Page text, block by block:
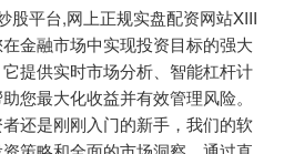
股平台,网上正规实盘配资网站XIII‌
金融市场中实现投资目标的强大
提供实时市场分析、智能杠杆计
您最大化收益并有效管理风险。
还是刚刚入门的新手，我们的软